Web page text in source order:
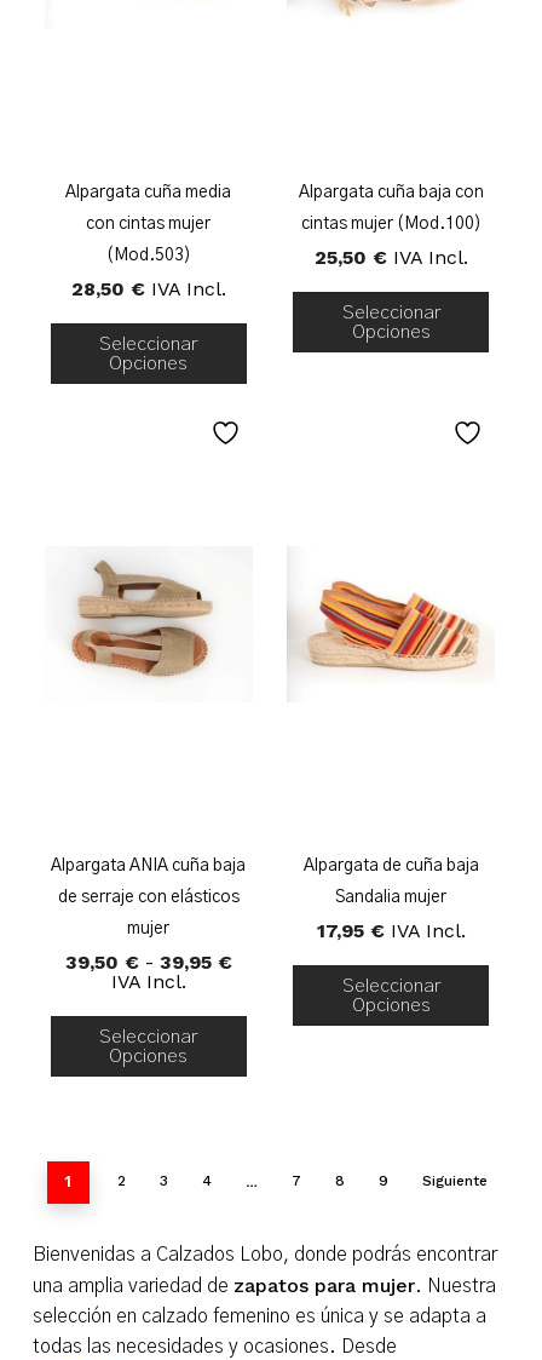
Alpargata cuña media
con cintas mujer
(Mod.503)
28,50 € IVA Incl.
Seleccionar
Opciones
Alpargata cuña baja con
cintas mujer (Mod.100)
25,50 € IVA Incl.
Seleccionar
Opciones
Alpargata ANIA cuña baja
de serraje con elásticos
mujer
39,50 € - 39,95 €Rango
Desde
39,95 €
IVA Incl.
Seleccionar
Opciones
Alpargata de cuña baja
Sandalia mujer
17,95 € IVA Incl.
Seleccionar
Opciones
1 2 3 4 … 7 8 9 Siguiente
Bienvenidas a Calzados Lobo, donde podrás encontrar
una amplia variedad de zapatos para mujer. Nuestra
selección en calzado femenino es única y se adapta a
todas las necesidades y ocasiones. Desde